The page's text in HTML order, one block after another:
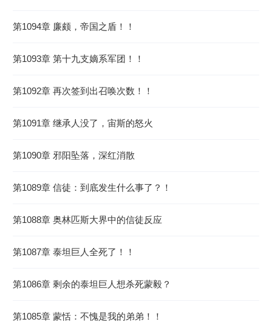
第1094章 廉颇，帝国之盾！！
第1093章 第十九支嫡系军团！！
第1092章 再次签到出召唤次数！！
第1091章 继承人没了，宙斯的怒火
第1090章 邪阳坠落，深红消散
第1089章 信徒：到底发生什么事了？！
第1088章 奥林匹斯大界中的信徒反应
第1087章 泰坦巨人全死了！！
第1086章 剩余的泰坦巨人想杀死蒙毅？
第1085章 蒙恬：不愧是我的弟弟！！